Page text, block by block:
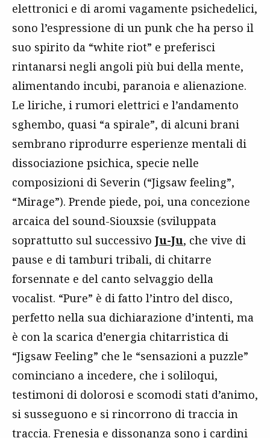
elettronici e di aromi vagamente psichedelici,
sono l’espressione di un punk che ha perso il
suo spirito da “white riot” e preferisci
rintanarsi negli angoli più bui della mente,
alimentando incubi, paranoia e alienazione.
Le liriche, i rumori elettrici e l’andamento
sghembo, quasi “a spirale”, di alcuni brani
sembrano riprodurre esperienze mentali di
dissociazione psichica, specie nelle
composizioni di Severin (“Jigsaw feeling”,
“Mirage”). Prende piede, poi, una concezione
arcaica del sound-Siouxsie (sviluppata
soprattutto sul successivo Ju-Ju, che vive di
pause e di tamburi tribali, di chitarre
forsennate e del canto selvaggio della
vocalist. “Pure” è di fatto l’intro del disco,
perfetto nella sua dichiarazione d’intenti, ma
è con la scarica d’energia chitarristica di
“Jigsaw Feeling” che le “sensazioni a puzzle”
cominciano a incedere, che i soliloqui,
testimoni di dolorosi e scomodi stati d’animo,
si susseguono e si rincorrono di traccia in
traccia. Frenesia e dissonanza sono i cardini